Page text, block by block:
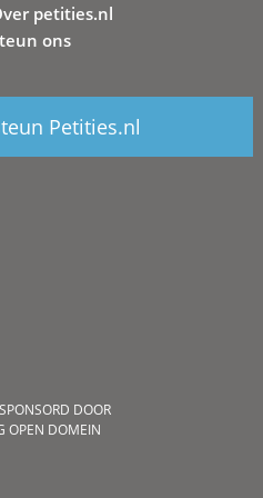
petities.nl
ons
Petities.nl
DOOR
OPEN DOMEIN